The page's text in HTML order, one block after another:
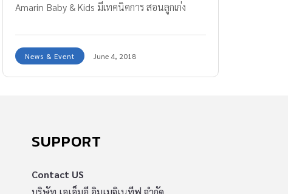
Amarin Baby & Kids มีเทคนิคการ สอนลูกเก่ง
News & Event June 4, 2018
SUPPORT
Contact US